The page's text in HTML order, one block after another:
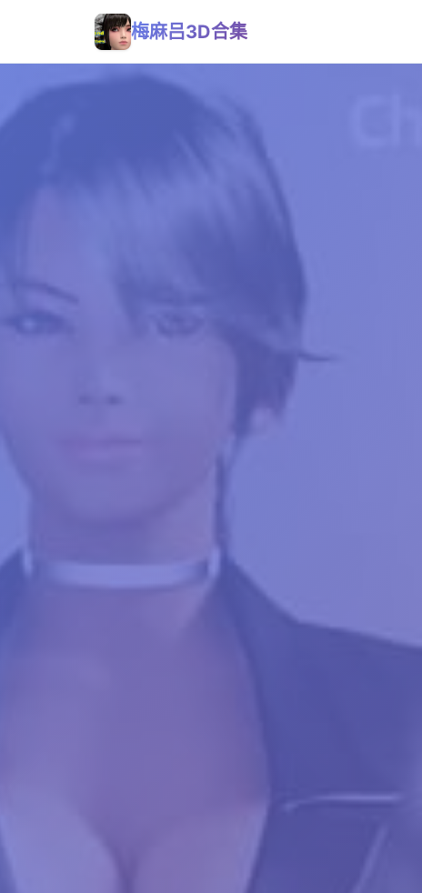
梅麻吕3D合集